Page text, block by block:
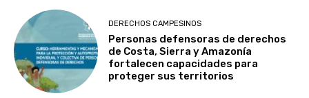
DERECHOS CAMPESINOS
Personas defensoras de derechos
de Costa, Sierra y Amazonía
fortalecen capacidades para
proteger sus territorios